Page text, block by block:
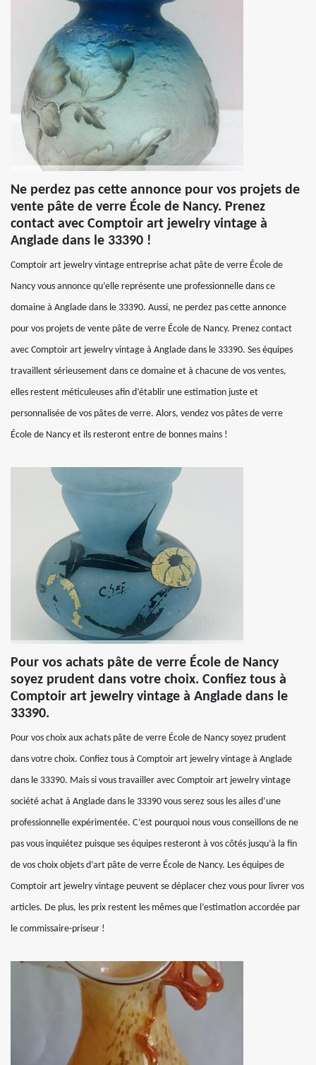
Ne perdez pas cette annonce pour vos projets de
vente pâte de verre École de Nancy. Prenez
contact avec Comptoir art jewelry vintage à
Anglade dans le 33390 !
Comptoir art jewelry vintage entreprise achat pâte de verre École de
Nancy vous annonce qu’elle représente une professionnelle dans ce
domaine à Anglade dans le 33390. Aussi, ne perdez pas cette annonce
pour vos projets de vente pâte de verre École de Nancy. Prenez contact
avec Comptoir art jewelry vintage à Anglade dans le 33390. Ses équipes
travaillent sérieusement dans ce domaine et à chacune de vos ventes,
elles restent méticuleuses afin d’établir une estimation juste et
personnalisée de vos pâtes de verre. Alors, vendez vos pâtes de verre
École de Nancy et ils resteront entre de bonnes mains !
Pour vos achats pâte de verre École de Nancy
soyez prudent dans votre choix. Confiez tous à
Comptoir art jewelry vintage à Anglade dans le
33390.
Pour vos choix aux achats pâte de verre École de Nancy soyez prudent
dans votre choix. Confiez tous à Comptoir art jewelry vintage à Anglade
dans le 33390. Mais si vous travailler avec Comptoir art jewelry vintage
société achat à Anglade dans le 33390 vous serez sous les ailes d’une
professionnelle expérimentée. C’est pourquoi nous vous conseillons de ne
pas vous inquiétez puisque ses équipes resteront à vos côtés jusqu’à la fin
de vos choix objets d’art pâte de verre École de Nancy. Les équipes de
Comptoir art jewelry vintage peuvent se déplacer chez vous pour livrer vos
articles. De plus, les prix restent les mêmes que l’estimation accordée par
le commissaire-priseur !